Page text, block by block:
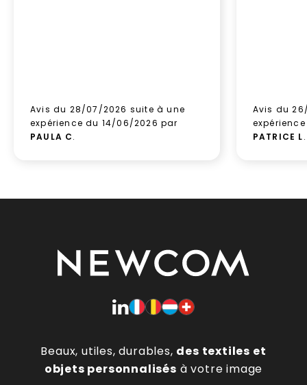
Avis du 28/07/2026 suite à une
expérience du 14/06/2026 par
PAULA C.
Avis du
PATRICE L.
Beaux, utiles, durables, des textiles et
objets personnalisés à votre image